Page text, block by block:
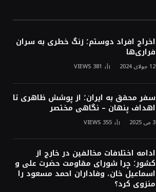
اخراج افراد دوستم؛ زنگ خطری به سران
فراری‌ها
12 جولای 2024 381
VIEWS
سفر محقق به ایران؛ از پوشش ظاهری تا
اهداف پنهان – نگاهی مختصر
3 می 2025 355
VIEWS
ادامه اختلافات مخالفین در خارج از
کشور؛ چرا شورای مقاومت حضرت علی و
اسماعیل خان، وفاداران احمد مسعود را
منزوی کرد؟